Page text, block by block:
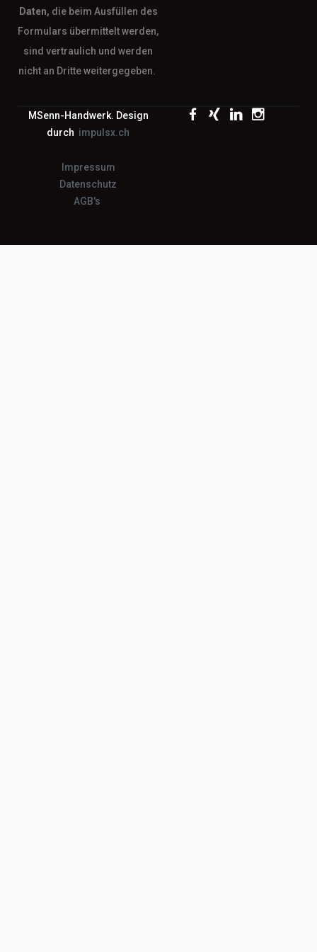
Daten, die beim Ausfüllen des
Formulars übermittelt werden,
sind vertraulich und werden
nicht an Dritte weitergegeben.
MSenn-Handwerk. Design
durch impulsx.ch
Impressum
Datenschutz
AGB's